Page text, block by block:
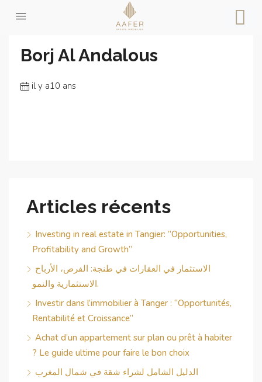
Accueil
Borj Al Andalous
il y a10 ans
Articles récents
Investing in real estate in Tangier: ”Opportunities,
Profitability and Growth”
الاستثمار في العقارات في طنجة: الفرص، الأرباح
الاستثمارية والنمو.
Investir dans l’immobilier à Tanger : “Opportunités,
Rentabilité et Croissance”
Achat d’un appartement sur plan ou prêt à habiter
? Le guide ultime pour faire le bon choix
الدليل الشامل لشراء شقة في شمال المغرب